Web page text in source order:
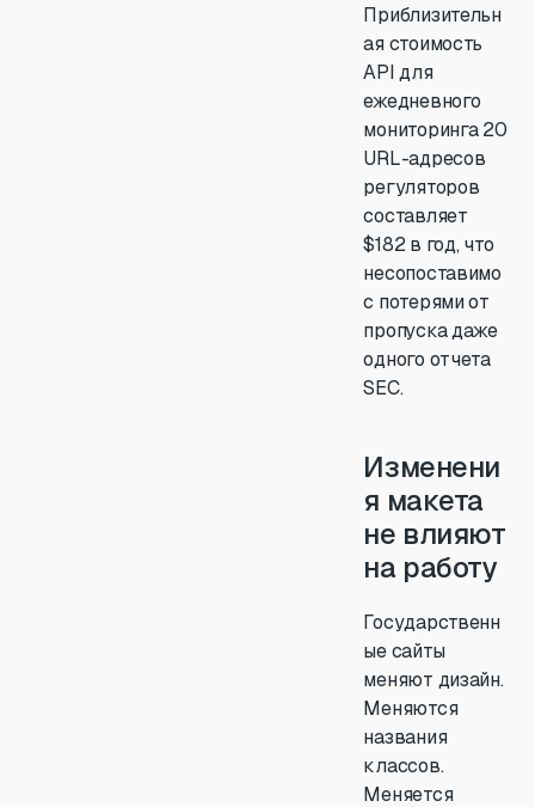
Приблизительн
ая стоимость
API для
ежедневного
мониторинга 20
URL-адресов
регуляторов
составляет
$182 в год, что
несопоставимо
с потерями от
пропуска даже
одного отчета
SEC.
Изменени
я макета
не влияют
на работу
Государственн
ые сайты
меняют дизайн.
Меняются
названия
классов.
Меняется